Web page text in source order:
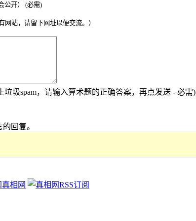
公开） (必需)
网站，请留下网址以便交流。）
垃圾spam，请输入算术题的正确答案，再点发送 - 必需)
回复。